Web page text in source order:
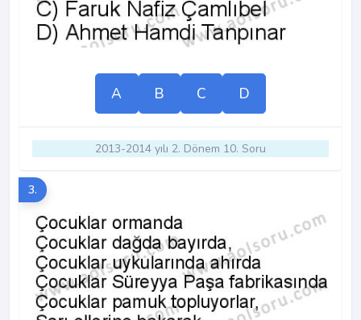
A B C D
2013-2014 yılı 2. Dönem 10. Soru
3.